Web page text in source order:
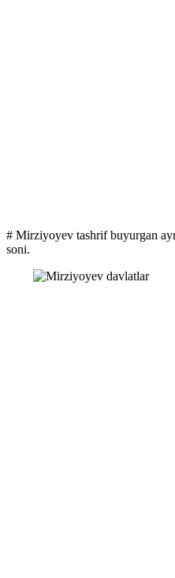
# Mirziyoyev tashrif buyurgan
soni.